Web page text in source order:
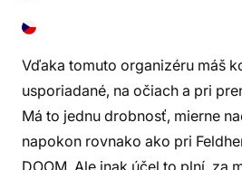
Vďaka tomuto organizéru máš
usporiadané, na očiach a pri
Má to jednu drobnosť, mierne
napokon rovnako ako pri
DOOM. Ale inak účel to plní, za